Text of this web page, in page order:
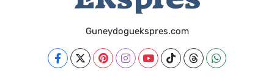
Guneydoguekspres.com